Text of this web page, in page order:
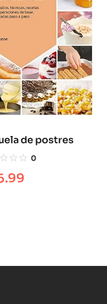
de postres
0